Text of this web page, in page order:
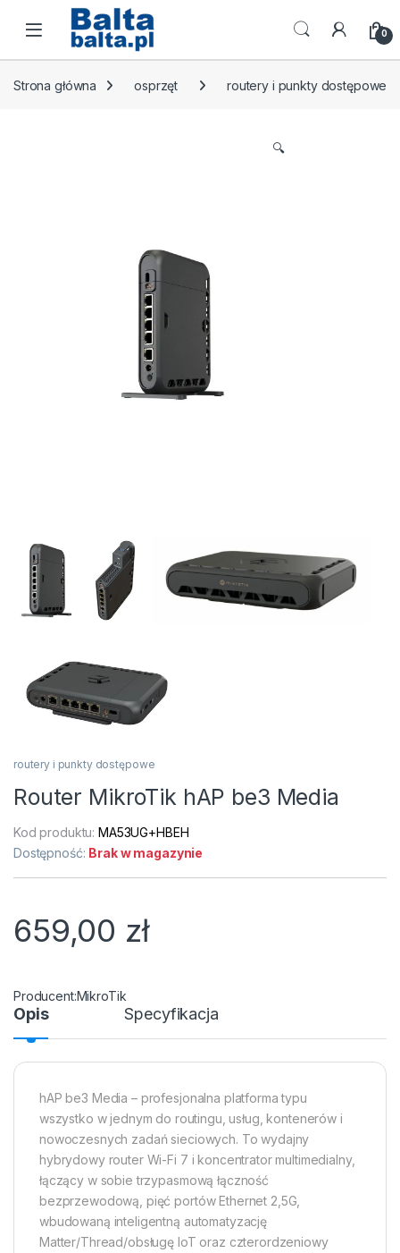
Skip to navigation
Skip to content
Open 0
Strona główna osprzęt routery i punkty dostępowe
🔍
routery i punkty dostępowe
Router MikroTik hAP be3 Media
Kod produktu:MA53UG+HBEH
Dostępność: Brak w magazynie
659,00 zł
MikroTik
Opis Specyfikacja
hAP be3 Media – profesjonalna platforma typu
wszystko w jednym do routingu, usług, kontenerów i
nowoczesnych zadań sieciowych. To wydajny
hybrydowy router Wi-Fi 7 i koncentrator multimedialny,
łączący w sobie trzypasmową łączność
bezprzewodową, pięć portów Ethernet 2,5G,
wbudowaną inteligentną automatyzację
Matter/Thread/obsługę IoT oraz czterordzeniowy